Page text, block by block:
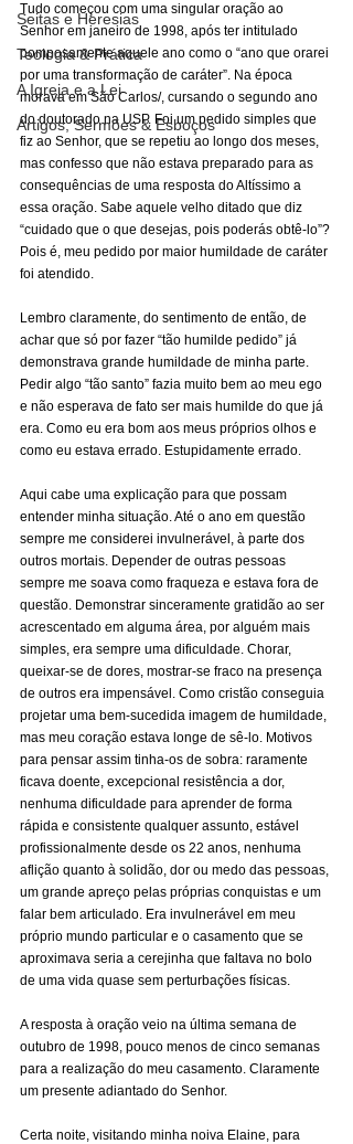
Seitas e Heresias
Teologia & Prática
A Igreja e a Lei
Artigos, Sermões & Esboços
Tudo começou com uma singular oração ao
Senhor em janeiro de 1998, após ter intitulado
pomposamente aquele ano como o “ano que orarei
por uma transformação de caráter”. Na época
morava em São Carlos/, cursando o segundo ano
do doutorado na USP. Foi um pedido simples que
fiz ao Senhor, que se repetiu ao longo dos meses,
mas confesso que não estava preparado para as
consequências de uma resposta do Altíssimo a
essa oração. Sabe aquele velho ditado que diz
“cuidado que o que desejas, pois poderás obtê-lo”?
Pois é, meu pedido por maior humildade de caráter
foi atendido.
Lembro claramente, do sentimento de então, de
achar que só por fazer “tão humilde pedido” já
demonstrava grande humildade de minha parte.
Pedir algo “tão santo” fazia muito bem ao meu ego
e não esperava de fato ser mais humilde do que já
era. Como eu era bom aos meus próprios olhos e
como eu estava errado. Estupidamente errado.
Aqui cabe uma explicação para que possam
entender minha situação. Até o ano em questão
sempre me considerei invulnerável, à parte dos
outros mortais. Depender de outras pessoas
sempre me soava como fraqueza e estava fora de
questão. Demonstrar sinceramente gratidão ao ser
acrescentado em alguma área, por alguém mais
simples, era sempre uma dificuldade. Chorar,
queixar-se de dores, mostrar-se fraco na presença
de outros era impensável. Como cristão conseguia
projetar uma bem-sucedida imagem de humildade,
mas meu coração estava longe de sê-lo. Motivos
para pensar assim tinha-os de sobra: raramente
ficava doente, excepcional resistência a dor,
nenhuma dificuldade para aprender de forma
rápida e consistente qualquer assunto, estável
profissionalmente desde os 22 anos, nenhuma
aflição quanto à solidão, dor ou medo das pessoas,
um grande apreço pelas próprias conquistas e um
falar bem articulado. Era invulnerável em meu
próprio mundo particular e o casamento que se
aproximava seria a cerejinha que faltava no bolo
de uma vida quase sem perturbações físicas.
A resposta à oração veio na última semana de
outubro de 1998, pouco menos de cinco semanas
para a realização do meu casamento. Claramente
um presente adiantado do Senhor.
Certa noite, visitando minha noiva Elaine, para